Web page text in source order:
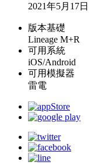
2021年5月17日
版本基礎
Lineage M+R
可用系統
iOS/Android
可用模擬器
雷電